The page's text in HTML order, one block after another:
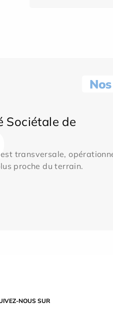
Sociétale de
transversale,
proche du terrain.
NOUS SUR